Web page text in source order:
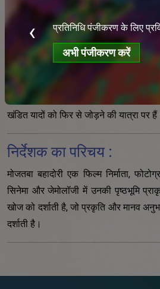
प्रतिनिधि पंजीकरण के लिए
अभी पंजीकरण करें
‹
सारांश :
हमारी पृथ्वी लगातार परिवर्तनों से गुजर
प्राकृतिक प्रगति को तेज और बाधित करते
की एक स्मृति को दर्शाता है, ऐसी यादें जिन्हें
द्वारा क्रूरतापूर्वक विभाजित किया गया है।
इन परिवर्तित परिदृश्यों से जुड़ने और
खंडित यादों को फिर से जोड़ने की यात्रा पर
निर्देशक का परिचय :
मोजतबा बहादोरी एक फिल्म निर्माता,
सिनेमा और जेमोलॉजी में उनकी पृष्ठभूमि
खोज को दर्शाती है, जो प्रकृति और मानव
दर्शाती है।